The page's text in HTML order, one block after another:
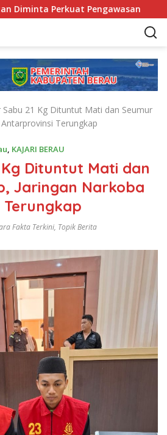
Perkuat Pengawasan
Sabu 21 Kg Dituntut Mati dan Seumur
Terungkap
, KAJARI BERAU
Dituntut Mati dan
Jaringan Narkoba
Fakta Terkini, Topik Berita